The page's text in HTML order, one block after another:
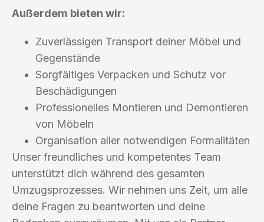
Außerdem bieten wir:
Zuverlässigen Transport deiner Möbel und
Gegenstände
Sorgfältiges Verpacken und Schutz vor
Beschädigungen
Professionelles Montieren und Demontieren
von Möbeln
Organisation aller notwendigen Formalitäten
Unser freundliches und kompetentes Team
unterstützt dich während des gesamten
Umzugsprozesses. Wir nehmen uns Zeit, um alle
deine Fragen zu beantworten und deine